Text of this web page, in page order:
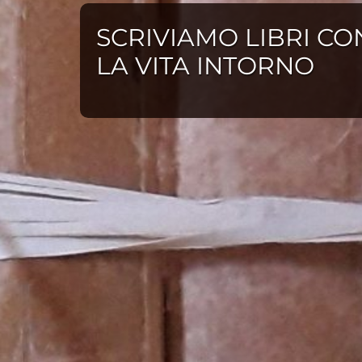
SCRIVIAMO LIBRI
LA VITA INTORNO